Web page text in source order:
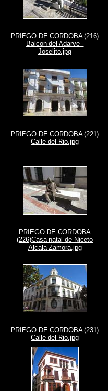
PRIEGO DE CORDOBA (216)
Balcon del Adarve -
Joselito.jpg
PRIEGO DE CORDOBA (221)
Calle del Rio.jpg
PRIEGO DE CORDOBA
(226)Casa natal de Niceto
Alcala-Zamora.jpg
PRIEGO DE CORDOBA (231)
Calle del Rio.jpg